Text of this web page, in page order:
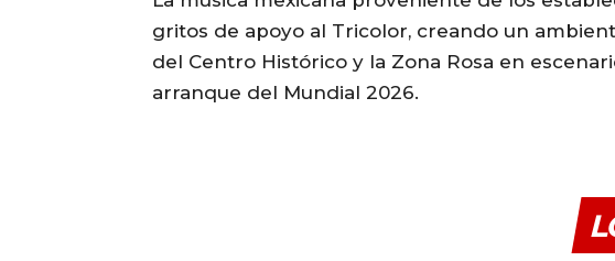
gritos de apoyo al Tricolor, creando un
del Centro Histórico y la Zona Rosa en
arranque del Mundial 2026.